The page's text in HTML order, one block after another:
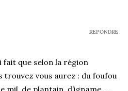
fait que selon la région
trouvez vous aurez : du foufou
mil, de plantain, d’igname…..
REPONDRE